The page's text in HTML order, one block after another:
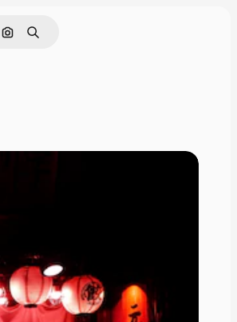
Cerca per immagine
Ricerca